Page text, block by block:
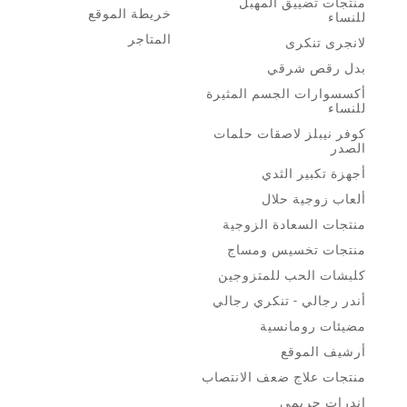
للنساء
لانجرى تنكرى
بدل رقص شرقي
أكسسوارات الجسم المثيرة
للنساء
كوفر نيبلز لاصقات حلمات
الصدر
أجهزة تكبير الثدي
ألعاب زوجية حلال
منتجات السعادة الزوجية
منتجات تخسيس ومساج
كلبشات الحب للمتزوجين
أندر رجالي - تنكري رجالي
مضيئات رومانسية
أرشيف الموقع
منتجات علاج ضعف الانتصاب
اندرات حريمى
خريطة الموقع
المتاجر